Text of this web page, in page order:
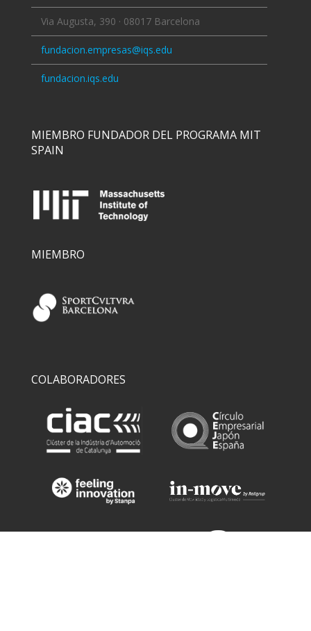
Via Augusta, 390 · 08017 Barcelona
fundacion.empresas@iqs.edu
fundacion.iqs.edu
MIEMBRO FUNDADOR DEL PROGRAMA MIT
SPAIN
MIEMBRO
COLABORADORES